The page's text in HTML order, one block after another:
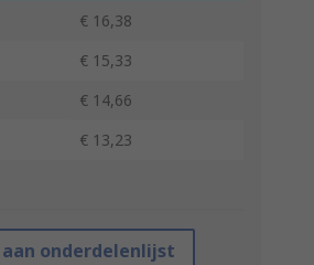
€ 16,38
€ 15,33
€ 14,66
€ 13,23
aan onderdelenlijst